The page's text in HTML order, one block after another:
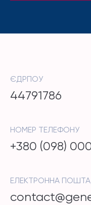
ЄДРПОУ
44791786
НОМЕР ТЕЛЕФОНУ
+380 (098)
ЕЛЕКТРОННА